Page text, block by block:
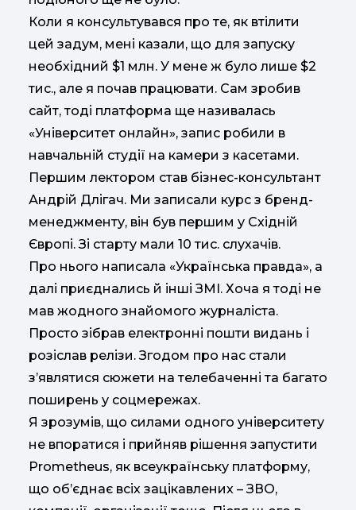
Коли я консультувався про те, як втілити
цей задум, мені казали, що для запуску
необхідний $1 млн. У мене ж було лише $2
тис., але я почав працювати. Сам зробив
сайт, тоді платформа ще називалась
«Університет онлайн», запис робили в
навчальній студії на камери з касетами.
Першим лектором став бізнес-консультант
Андрій Длігач. Ми записали курс з бренд-
менеджменту, він був першим у Східній
Європі. Зі старту мали 10 тис. слухачів.
Про нього написала «Українська правда», а
далі приєднались й інші ЗМІ. Хоча я тоді не
мав жодного знайомого журналіста.
Просто зібрав електронні пошти видань і
розіслав релізи. Згодом про нас стали
з’являтися сюжети на телебаченні та багато
поширень у соцмережах.
Я зрозумів, що силами одного університету
не впоратися і прийняв рішення запустити
Prometheus, як всеукраїнську платформу,
що об’єднає всіх зацікавлених – ЗВО,